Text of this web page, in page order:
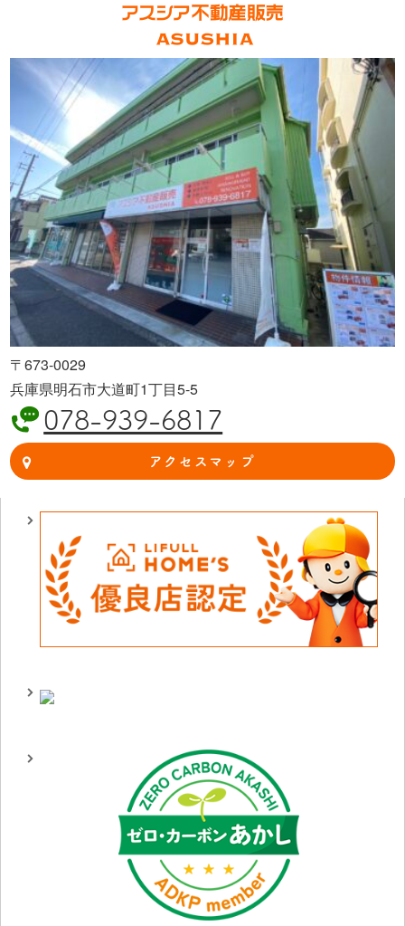
〒673-0029
兵庫県明石市大道町1丁目5-5
078-939-6817
アクセスマップ